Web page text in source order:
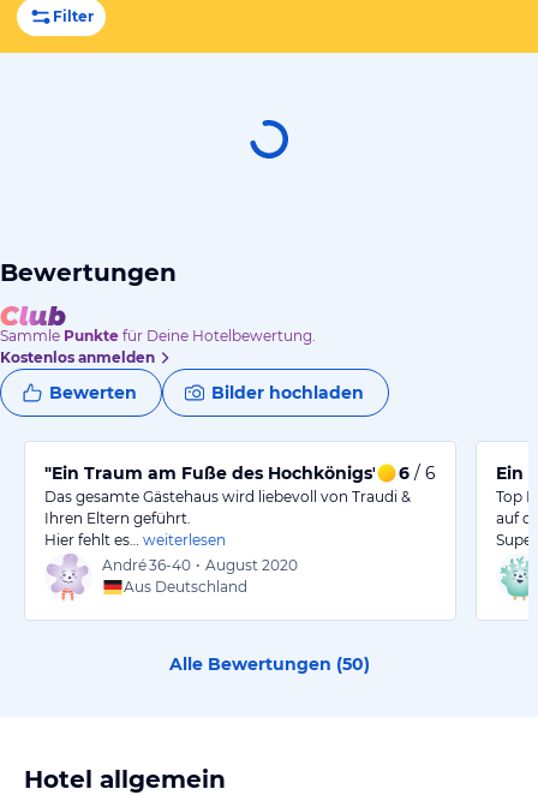
Filter
Bewertungen
Sammle Punkte für Deine Hotelbewertung.
Kostenlos anmelden
Bewerten Bilder hochladen
"Ein Traum am Fuße des Hochkönigs" 6 / 6
Das gesamte Gästehaus wird liebevoll von Traudi &
Ihren Eltern geführt.
Hier fehlt es…
weiterlesen
André36-40 • August 2020
Aus Deutschland
Ein
Top
auf
Alle Bewertungen (50)
Hotel allgemein